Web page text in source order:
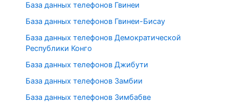
База данных телефонов Гвинеи
База данных телефонов Гвинеи-Бисау
База данных телефонов Демократической
Республики Конго
База данных телефонов Джибути
База данных телефонов Замбии
База данных телефонов Зимбабве